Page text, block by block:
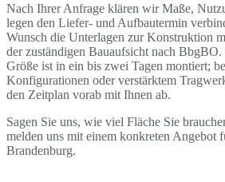
Nach Ihrer Anfrage klären wir Maße,
legen den Liefer- und Aufbautermin
Wunsch die Unterlagen zur Konstruktion
der zuständigen Bauaufsicht nach
Größe ist in ein bis zwei Tagen montiert;
Konfigurationen oder verstärktem
den Zeitplan vorab mit Ihnen ab.
Sagen Sie uns, wie viel Fläche Sie
melden uns mit einem konkreten Angebot
Brandenburg.